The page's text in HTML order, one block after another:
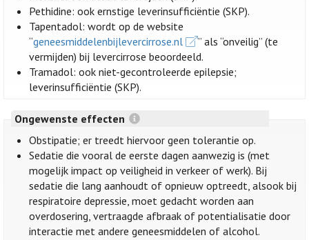
Pethidine: ook ernstige leverinsufficiëntie (SKP).
Tapentadol: wordt op de website
“geneesmiddelenbijlevercirrose.nl
” als “onveilig” (te
vermijden) bij levercirrose beoordeeld.
Tramadol: ook niet-gecontroleerde epilepsie;
leverinsufficiëntie (SKP).
Ongewenste effecten
Obstipatie; er treedt hiervoor geen tolerantie op.
Sedatie die vooral de eerste dagen aanwezig is (met
mogelijk impact op veiligheid in verkeer of werk). Bij
sedatie die lang aanhoudt of opnieuw optreedt, alsook bij
respiratoire depressie, moet gedacht worden aan
overdosering, vertraagde afbraak of potentialisatie door
interactie met andere geneesmiddelen of alcohol.